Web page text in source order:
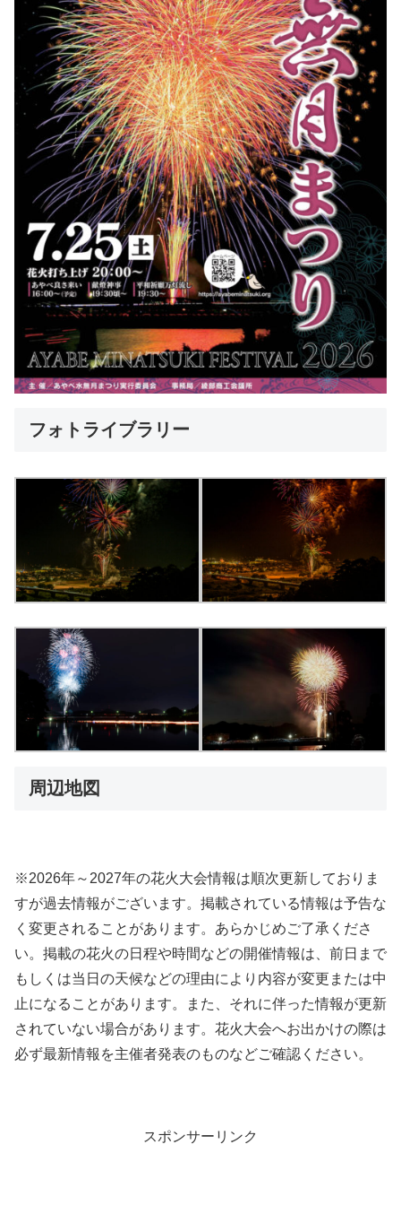
フォトライブラリー
周辺地図
※2026年～2027年の花火大会情報は順次更新しておりま
すが過去情報がございます。掲載されている情報は予告な
く変更されることがあります。あらかじめご了承くださ
い。掲載の花火の日程や時間などの開催情報は、前日まで
もしくは当日の天候などの理由により内容が変更または中
止になることがあります。また、それに伴った情報が更新
されていない場合があります。花火大会へお出かけの際は
必ず最新情報を主催者発表のものなどご確認ください。
スポンサーリンク